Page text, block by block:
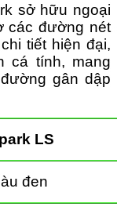
sở hữu ngoại
các đường nét
tiết hiện đại,
cá tính, mang
gân dập
LS
đen